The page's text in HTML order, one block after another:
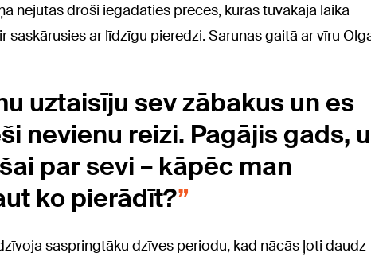
nejūtas droši iegādāties preces, kuras tuvākajā laikā
saskārusies ar līdzīgu pieredzi. Sarunas gaitā ar vīru
uztaisīju sev zābakus un es
nevienu reizi. Pagājis gads,
par sevi – kāpēc man
ko pierādīt?
saspringtāku dzīves periodu, kad nācās ļoti daudz